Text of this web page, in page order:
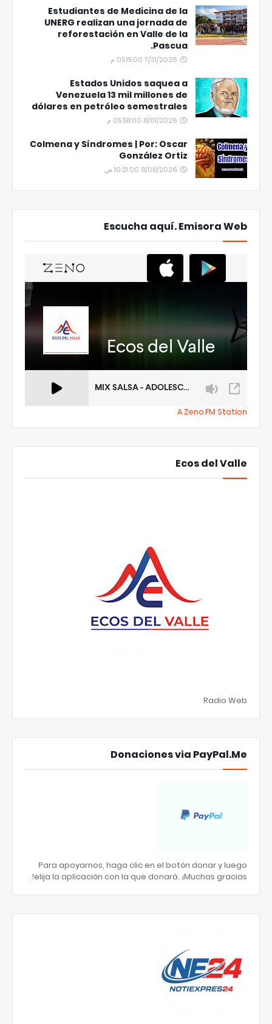
Estudiantes de Medicina de la
UNERG realizan una jornada de
reforestación en Valle de la
Pascua.
7/31/2026 05:15:00 م
Estados Unidos saquea a
Venezuela 13 mil millones de
dólares en petróleo semestrales
8/01/2026 05:58:00 م
Colmena y Síndromes | Por: Oscar
González Ortiz
8/08/2026 10:21:00 ص
Escucha aquí. Emisora Web
A Zeno.FM Station
Ecos del Valle
Radio Web
Donaciones via PayPal.Me
Para apoyarnos, haga clic en el botón donar y luego
elija la aplicación con la que donará. ¡Muchas gracias!